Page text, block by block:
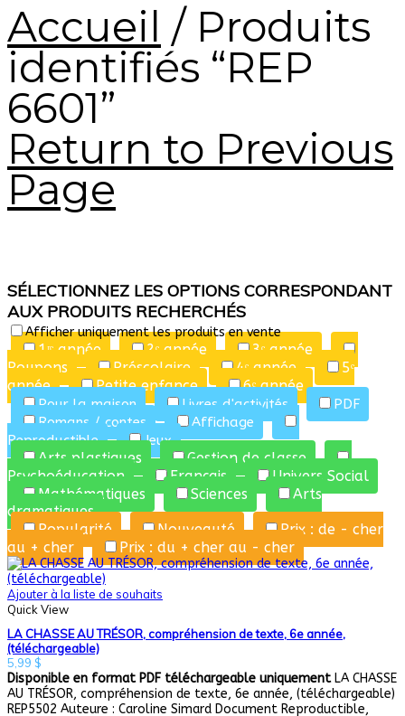
Accueil /Produits
identifiés “REP
6601”
Return to Previous
Page
SÉLECTIONNEZ LES OPTIONS CORRESPONDANT
AUX PRODUITS RECHERCHÉS
Afficher uniquement les produits en vente
1ʳᵉ année 2ᵉ année
3ᵉ année
Poupons
Préscolaire 4ᵉ année
5ᵉ
année
Petite enfance 6ᵉ année
Pour la maison Livres d'activités
PDF
Romans / contes
Affichage
Reproductible
Jeux
Arts plastiques
Gestion de classe
Psychoéducation
Français
Univers Social
Mathématiques
Sciences
Arts
dramatiques
Popularité
Nouveauté
Prix : de - cher
au + cher
Prix : du + cher au - cher
Ajouter à la liste de souhaits
Quick View
LA CHASSE AU TRÉSOR, compréhension de texte, 6e année,
(téléchargeable)
5,99 $
Disponible en format PDF téléchargeable uniquementLA CHASSE
AU TRÉSOR, compréhension de texte, 6e année, (téléchargeable)
REP5502 Auteure : Caroline Simard Document Reproductible,